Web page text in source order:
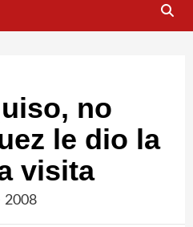
no
le dio la
visita
2008